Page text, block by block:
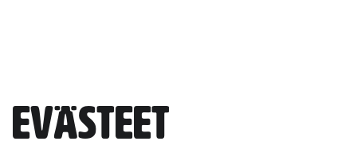
Evästeet